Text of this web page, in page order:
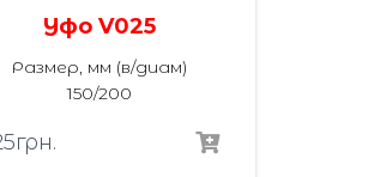
Уфо V025
Размер, мм (в/диам)
150/200
грн.